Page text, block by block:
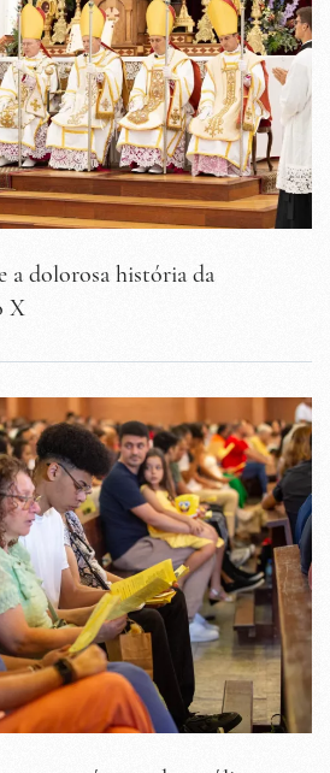
a dolorosa história da
X